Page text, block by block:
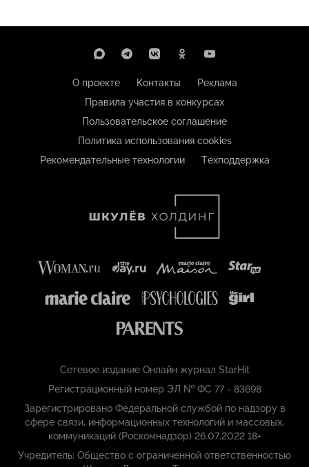
О проекте Контакты
Реклама
Правила участия в конкурсах
Пользовательское соглашение
Политика использования cookies
Рекомендательные технологии
Техподдержка
Сетевое издание Онлайн журнал StarHit
Регистрационный номер ЭЛ № ФС 77 - 83698
Зарегистрировано Федеральной службой по надзору в
сфере связи, информационных технологий и массовых,
коммуникаций (Роскомнадзор) 26.07.2022 18+
Учредитель: Общество с ограниченной ответственностью